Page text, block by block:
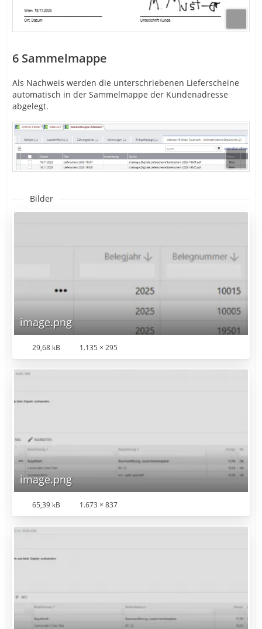
6 Sammelmappe
Als Nachweis werden die unterschriebenen Lieferscheine
automatisch in der Sammelmappe der Kundenadresse
abgelegt.
Bilder
image.png
29,68 kB 1.135 × 295
image.png
65,39 kB 1.673 × 837